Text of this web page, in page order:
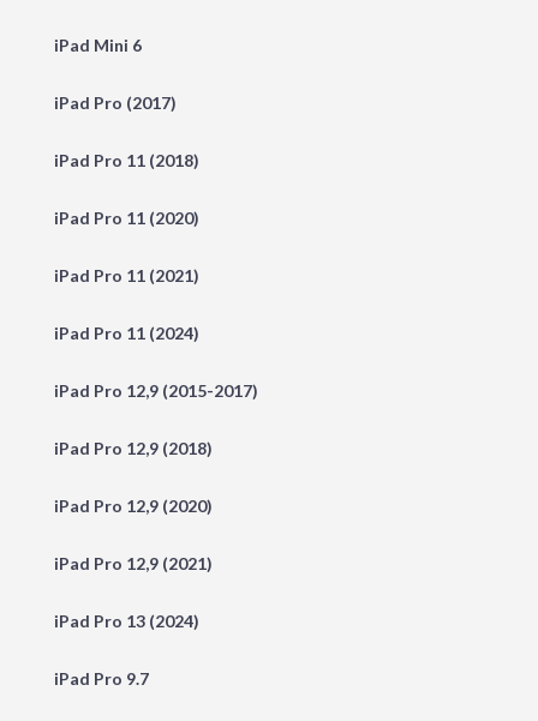
iPad Mini 6
iPad Pro (2017)
iPad Pro 11 (2018)
iPad Pro 11 (2020)
iPad Pro 11 (2021)
iPad Pro 11 (2024)
iPad Pro 12,9 (2015-2017)
iPad Pro 12,9 (2018)
iPad Pro 12,9 (2020)
iPad Pro 12,9 (2021)
iPad Pro 13 (2024)
iPad Pro 9.7